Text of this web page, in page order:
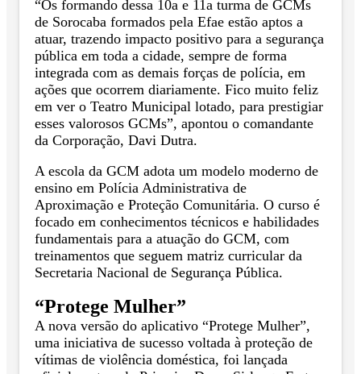
“Os formando dessa 10a e 11a turma de GCMs
de Sorocaba formados pela Efae estão aptos a
atuar, trazendo impacto positivo para a segurança
pública em toda a cidade, sempre de forma
integrada com as demais forças de polícia, em
ações que ocorrem diariamente. Fico muito feliz
em ver o Teatro Municipal lotado, para prestigiar
esses valorosos GCMs”, apontou o comandante
da Corporação, Davi Dutra.
A escola da GCM adota um modelo moderno de
ensino em Polícia Administrativa de
Aproximação e Proteção Comunitária. O curso é
focado em conhecimentos técnicos e habilidades
fundamentais para a atuação do GCM, com
treinamentos que seguem matriz curricular da
Secretaria Nacional de Segurança Pública.
“Protege Mulher”
A nova versão do aplicativo “Protege Mulher”,
uma iniciativa de sucesso voltada à proteção de
vítimas de violência doméstica, foi lançada